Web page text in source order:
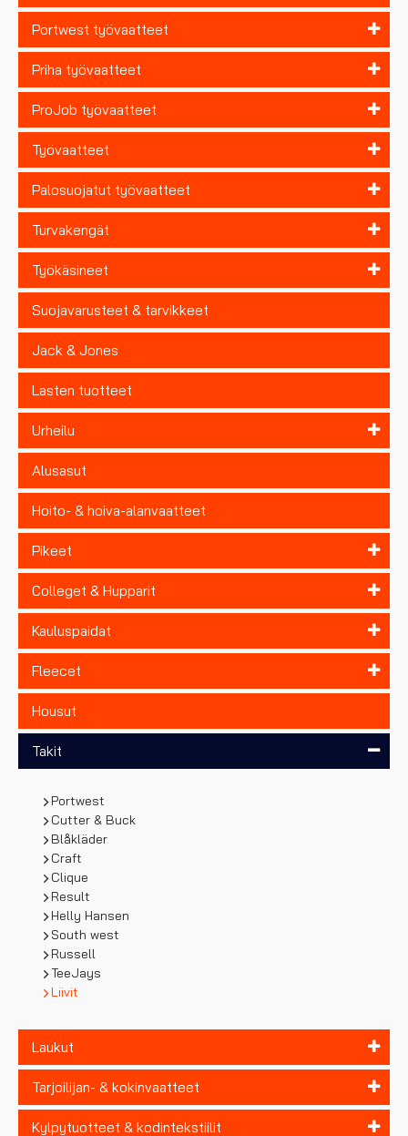
Portwest työvaatteet
Priha työvaatteet
ProJob työvaatteet
Työvaatteet
Palosuojatut työvaatteet
Turvakengät
Työkäsineet
Suojavarusteet & tarvikkeet
Jack & Jones
Lasten tuotteet
Urheilu
Alusasut
Hoito- & hoiva-alanvaatteet
Pikeet
Colleget & Hupparit
Kauluspaidat
Fleecet
Housut
Takit
Portwest
Cutter & Buck
Blåkläder
Craft
Clique
Result
Helly Hansen
South west
Russell
TeeJays
Liivit
Laukut
Tarjoilijan- & kokinvaatteet
Kylpytuotteet & kodintekstiilit